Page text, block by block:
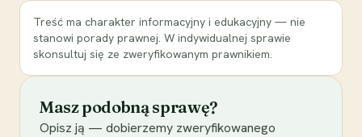
Treść ma charakter informacyjny i edukacyjny — nie
stanowi porady prawnej. W indywidualnej sprawie
skonsultuj się ze zweryfikowanym prawnikiem.
Masz podobną sprawę?
Opisz ją — dobierzemy zweryfikowanego